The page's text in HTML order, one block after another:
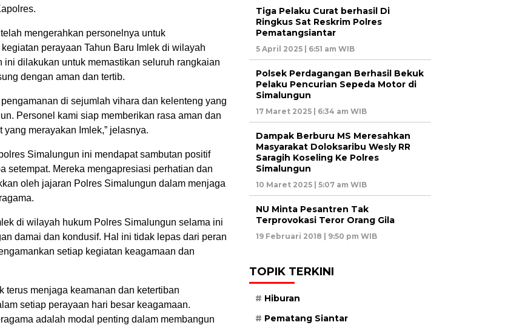
mengerahkan personelnya untuk
perayaan Tahun Baru Imlek di wilayah
ini dilakukan untuk memastikan seluruh rangkaian
dengan aman dan tertib.
di sejumlah vihara dan kelenteng yang
Personel kami siap memberikan rasa aman dan
merayakan Imlek,” jelasnya.
Simalungun ini mendapat sambutan positif
setempat. Mereka mengapresiasi perhatian dan
oleh jajaran Polres Simalungun dalam menjaga
di wilayah hukum Polres Simalungun selama ini
damai dan kondusif. Hal ini tidak lepas dari peran
setiap kegiatan keagamaan dan
terus menjaga keamanan dan ketertiban
setiap perayaan hari besar keagamaan.
adalah modal penting dalam membangun
Tiga Pelaku Curat berhasil Di
Ringkus Sat Reskrim Polres
Pematangsiantar
5 April 2025 | 6:51 am WIB
Polsek Perdagangan Berhasil Bekuk
Pelaku Pencurian Sepeda Motor di
Simalungun
17 Maret 2025 | 6:34 am WIB
Dampak Berburu MS Meresahkan
Masyarakat Doloksaribu Wesly RR
Saragih Koseling Ke Polres
Simalungun
10 Maret 2025 | 5:07 am WIB
NU Minta Pesantren Tak
Terprovokasi Teror Orang Gila
19 Februari 2018 | 9:50 pm WIB
TOPIK TERKINI
Hiburan
Pematang Siantar